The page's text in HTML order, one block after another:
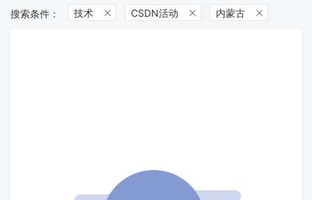
技术  CSDN活动  内蒙古 